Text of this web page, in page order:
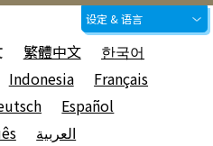
设定 & 语言
繁體中文
한국어
Indonesia
Français
Español
العربية